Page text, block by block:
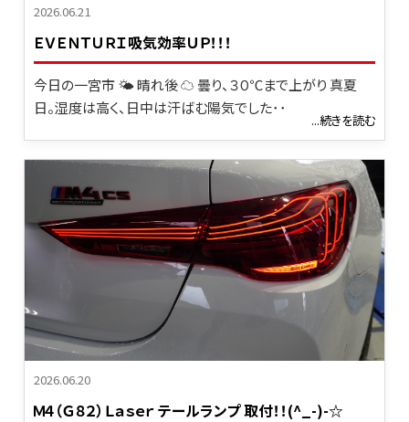
2026.06.21
ＥＶＥＮＴＵＲＩ吸気効率ＵＰ！！！
今日の一宮市 🌤 晴れ後 ☁ 曇り、３０℃まで上がり 真夏
日。湿度は高く、日中は汗ばむ陽気でした･･
...続きを読む
2026.06.20
Ｍ４（Ｇ８２）Ｌａｓｅｒ テールランプ 取付！！(^_-)-☆